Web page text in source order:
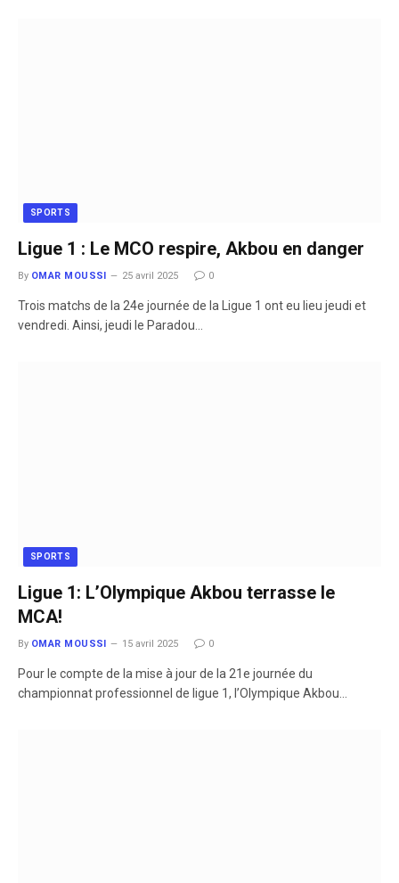
SPORTS
Ligue 1 : Le MCO respire, Akbou en danger
By OMAR MOUSSI 25 avril 2025 0
Trois matchs de la 24e journée de la Ligue 1 ont eu lieu jeudi et
vendredi. Ainsi, jeudi le Paradou…
SPORTS
Ligue 1: L’Olympique Akbou terrasse le
MCA!
By OMAR MOUSSI 15 avril 2025 0
Pour le compte de la mise à jour de la 21e journée du
championnat professionnel de ligue 1, l’Olympique Akbou…